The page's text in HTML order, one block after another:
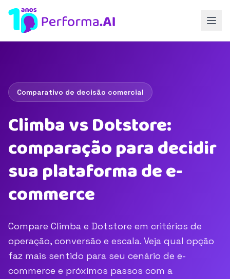
Comparativo de decisão comercial
Climba vs Dotstore:
comparação para decidir
sua plataforma de e-
commerce
Compare Climba e Dotstore em critérios de
operação, conversão e escala. Veja qual opção
faz mais sentido para seu cenário de e-
commerce e próximos passos com a